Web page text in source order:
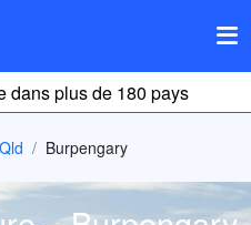
dans plus de 180 pays
Burpengary